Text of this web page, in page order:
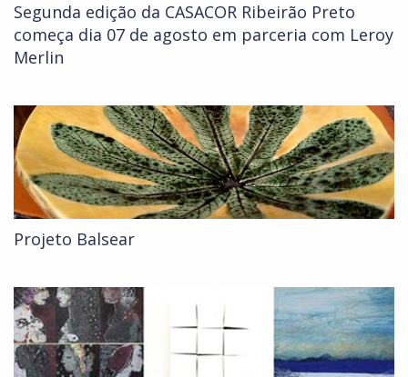
Segunda edição da CASACOR Ribeirão Preto
começa dia 07 de agosto em parceria com Leroy
Merlin
Projeto Balsear